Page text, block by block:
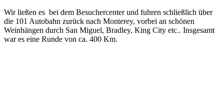
Wir ließen es bei dem Besuchercenter und fuhren schließlich über
die 101 Autobahn zurück nach Monterey, vorbei an schönen
Weinhängen durch San Miguel, Bradley, King City etc.. Insgesamt
war es eine Runde von ca. 400 Km.